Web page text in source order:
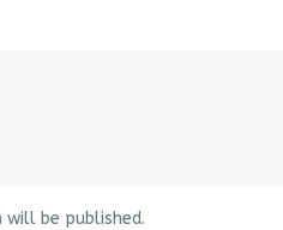
be published.